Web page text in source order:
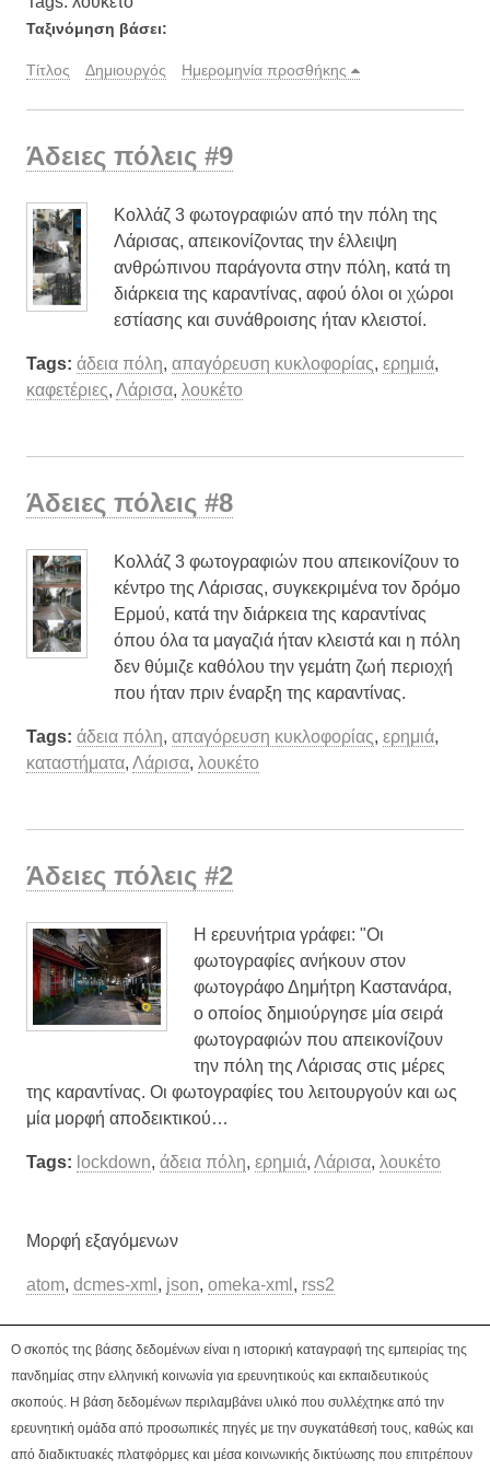
Ταξινόμηση βάσει:
Τίτλος Δημιουργός Ημερομηνία προσθήκης
Άδειες πόλεις #9
Κολλάζ 3 φωτογραφιών από την πόλη της
Λάρισας, απεικονίζοντας την έλλειψη
ανθρώπινου παράγοντα στην πόλη, κατά τη
διάρκεια της καραντίνας, αφού όλοι οι χώροι
εστίασης και συνάθροισης ήταν κλειστοί.
Tags: άδεια πόλη, απαγόρευση κυκλοφορίας, ερημιά,
καφετέριες, Λάρισα, λουκέτο
Άδειες πόλεις #8
Κολλάζ 3 φωτογραφιών που απεικονίζουν το
κέντρο της Λάρισας, συγκεκριμένα τον δρόμο
Ερμού, κατά την διάρκεια της καραντίνας
όπου όλα τα μαγαζιά ήταν κλειστά και η πόλη
δεν θύμιζε καθόλου την γεμάτη ζωή περιοχή
που ήταν πριν έναρξη της καραντίνας.
Tags: άδεια πόλη, απαγόρευση κυκλοφορίας, ερημιά,
καταστήματα, Λάρισα, λουκέτο
Άδειες πόλεις #2
Η ερευνήτρια γράφει: "Οι
φωτογραφίες ανήκουν στον
φωτογράφο Δημήτρη Καστανάρα,
ο οποίος δημιούργησε μία σειρά
φωτογραφιών που απεικονίζουν
την πόλη της Λάρισας στις μέρες
της καραντίνας. Οι φωτογραφίες του λειτουργούν και ως
μία μορφή αποδεικτικού…
Tags: lockdown, άδεια πόλη, ερημιά, Λάρισα, λουκέτο
Μορφή εξαγόμενων
atom, dcmes-xml , json, omeka-xml , rss2
Ο σκοπός της βάσης δεδομένων είναι η ιστορική καταγραφή της εμπειρίας της
πανδημίας στην ελληνική κοινωνία για ερευνητικούς και εκπαιδευτικούς
σκοπούς. Η βάση δεδομένων περιλαμβάνει υλικό που συλλέχτηκε από την
ερευνητική ομάδα από προσωπικές πηγές με την συγκατάθεσή τους, καθώς και
από διαδικτυακές πλατφόρμες και μέσα κοινωνικής δικτύωσης που επιτρέπουν